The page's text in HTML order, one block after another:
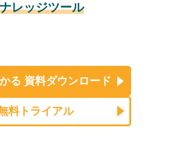
レッジツール
る 資料ダウンロード
料トライアル